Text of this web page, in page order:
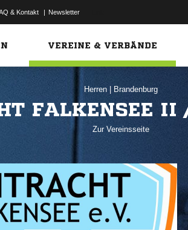
& Kontakt | Newsletter
VEREINE & VERBÄNDE
Herren Brandenburg
FALKENSEE
Zur Vereinsseite